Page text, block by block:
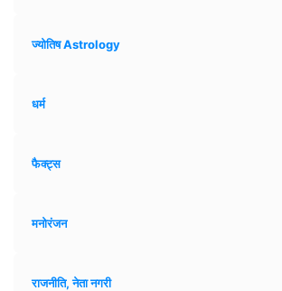
ज्योतिष Astrology
धर्म
फैक्ट्स
मनोरंजन
राजनीति, नेता नगरी